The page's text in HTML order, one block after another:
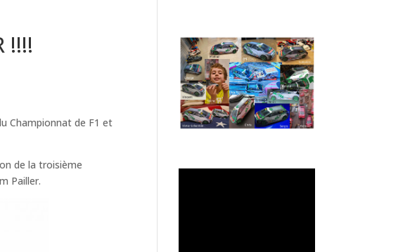
!!!!
Championnat de F1 et
de la troisième
Pailler.